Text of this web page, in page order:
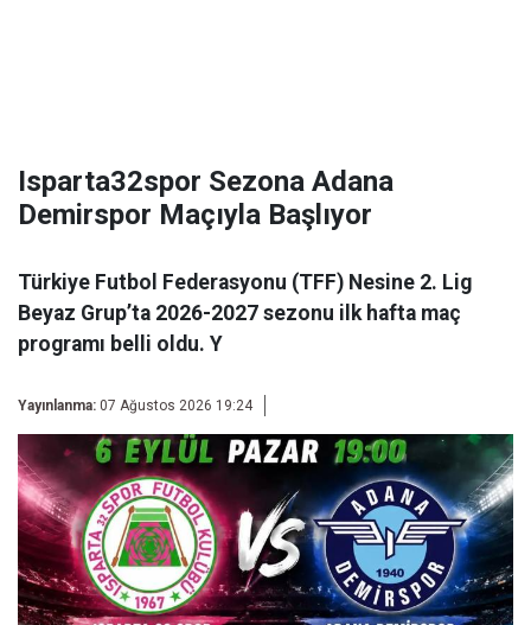
Isparta32spor Sezona Adana
Demirspor Maçıyla Başlıyor
Türkiye Futbol Federasyonu (TFF) Nesine 2. Lig
Beyaz Grup’ta 2026-2027 sezonu ilk hafta maç
programı belli oldu. Y
Yayınlanma: 07 Ağustos 2026 19:24